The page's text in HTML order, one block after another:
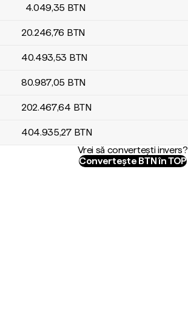
4.049,35 BTN
20.246,76 BTN
40.493,53 BTN
80.987,05 BTN
202.467,64 BTN
404.935,27 BTN
Vrei să convertești invers?
Convertește BTN în TOP